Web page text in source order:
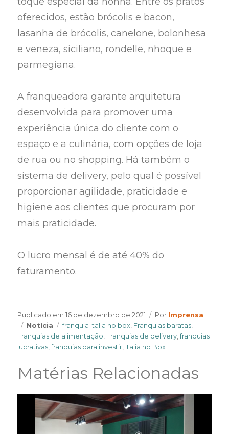
oferecidos, estão brócolis e bacon,
lasanha de brócolis, canelone, bolonhesa
e veneza, siciliano, rondelle, nhoque e
parmegiana.
A franqueadora garante arquitetura
desenvolvida para promover uma
experiência única do cliente com o
espaço e a culinária, com opções de loja
de rua ou no shopping. Há também o
sistema de delivery, pelo qual é possível
proporcionar agilidade, praticidade e
higiene aos clientes que procuram por
mais praticidade.
O lucro mensal é de até 40% do
faturamento.
Publicado em16 de dezembro de 2021 Por Author
Imprensa
Categories
Notícia Tags
franquia italia no box, Franquias baratas,
Franquias de alimentação, Franquias de delivery,franquias
lucrativas,franquias para investir, Italia no Box
Matérias Relacionadas